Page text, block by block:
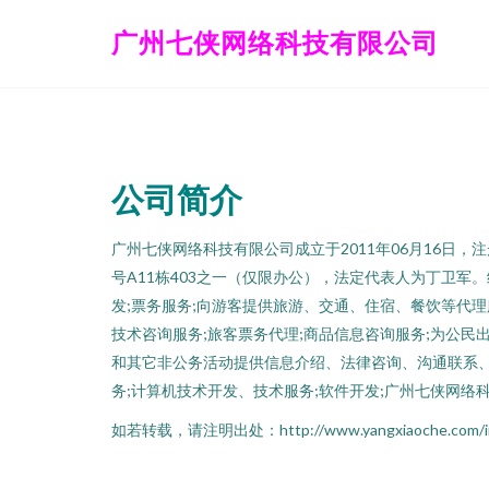
广州七侠网络科技有限公司
公司简介
广州七侠网络科技有限公司成立于2011年06月16日，
号A11栋403之一（仅限办公），法定代表人为丁卫军
发;票务服务;向游客提供旅游、交通、住宿、餐饮等代
技术咨询服务;旅客票务代理;商品信息咨询服务;为公民
和其它非公务活动提供信息介绍、法律咨询、沟通联系
务;计算机技术开发、技术服务;软件开发;广州七侠网络
如若转载，请注明出处：http://